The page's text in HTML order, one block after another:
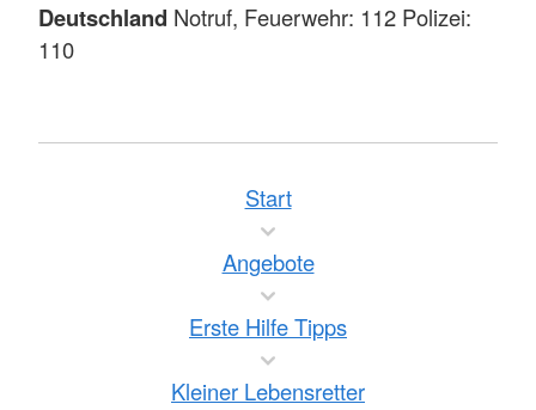
Deutschland Notruf, Feuerwehr: 112 Polizei:
110
Start
Angebote
Erste Hilfe Tipps
Kleiner Lebensretter